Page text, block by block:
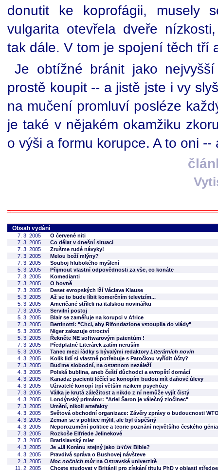
donutit ke koprofágii, musely
vulgarita otevřela dveře
tak dále. V tom je spojení těch tří
Je obtížné bránit jako
prostě koupit -- a jistě jste i vy
na mučení promluví posléze
je také v nějakém okamžiku
o výši a formu korupce. A to oni
Obsah vydání
7. 3. 2005
O červené niti
7. 3. 2005
Co dělat v dnešní situaci
7. 3. 2005
Zrušme rudé návyky!
7. 3. 2005
Melou boží mlýny?
7. 3. 2005
Souboj hlubokého myšlení
5. 3. 2005
Přijmout vlastní odpovědnosti za vše, co konáte
7. 3. 2005
Komedianti
7. 3. 2005
O hovně
7. 3. 2005
Deset evropských lží Václava Klause
5. 3. 2005
Až se to bude líbit komerčním televizím...
5. 3. 2005
Američané stříleli na italskou novinářku
7. 3. 2005
Servilní postoj
5. 3. 2005
Blair se zaměřuje na korupci v Africe
7. 3. 2005
Bertinotti: "Chci, aby Rifondazione vstoupila do vlády"
5. 3. 2005
Niger zakazuje otroctví
5. 3. 2005
Řekněte NE softwarovým patentům !
7. 3. 2005
Předplatné Literárek zatím neruším
5. 3. 2005
Tanec mezi řádky s bývalými redaktory Literárních novin
4. 3. 2005
Kolik lidí si vlastně potřebuje s Patočkou vyřídit účty?
7. 3. 2005
Buďme slobodní, na ostatnom nezáleží
4. 3. 2005
Polská bublina, aneb čeští důchodci a evropští domácí
4. 3. 2005
Kanada: pacienti léčící se konopím budou mít daňové úlevy
4. 3. 2005
Uživatelé konopí trpí větším rizikem psychózy
7. 3. 2005
Válka je krutá záležitost a nikdo z ní nemůže vyjít čistý
4. 3. 2005
Londýnský primátor: "Ariel Šaron je válečný zločinec"
7. 3. 2005
Umění, nikoli artefakty
4. 3. 2005
Světová obchodní organizace: Závěry zprávy o budoucnosti
4. 3. 2005
Zeman se v politice mýlil, ale byl úspěšný
4. 3. 2005
Neporozumění politice a teorie poznání největšího českého génia
7. 3. 2005
Rozkoše Elfriede Jelinekové
7. 3. 2005
Bratislavský mier
4. 3. 2005
Je الله Koránu stejný jako אלהים Bible?
4. 3. 2005
Pravdivá správa o Bushovej návšteve
2. 3. 2005
Moc nočních můrna Ostravské univerzitě
11. 2. 2005
Chcete studovat v Británii pro získání titulu PhD v oblasti